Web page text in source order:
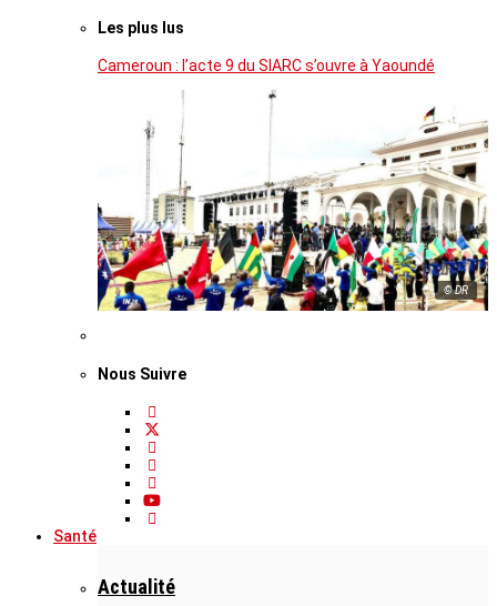
Les plus lus
Cameroun : l’acte 9 du SIARC s’ouvre à Yaoundé
© DR
Nous Suivre
Santé
Actualité